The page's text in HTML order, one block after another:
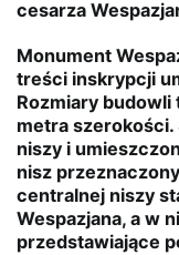
cesarza
Monument
treści inskrypcji
Rozmiary
metra szerokości.
niszy i
nisz
centralnej niszy
Wespazjana, a w
przedstawiające